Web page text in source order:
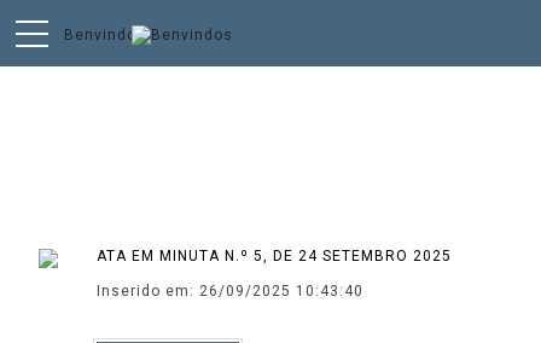
ATA EM MINUTA N.º 5, DE 24 SETEMBRO 2025
Inserido em: 26/09/2025 10:43:40